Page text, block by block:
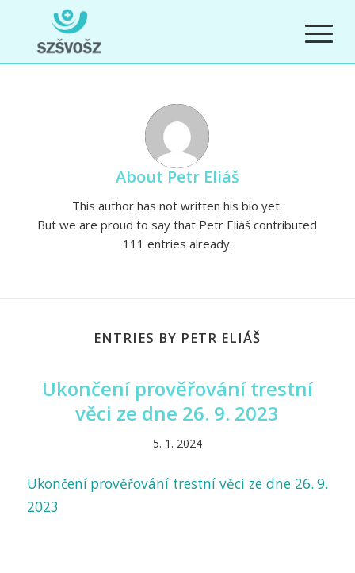
About Petr Eliáš
This author has not written his bio yet.
But we are proud to say that Petr Eliáš contributed
111 entries already.
ENTRIES BY PETR ELIÁŠ
Ukončení prověřování trestní
věci ze dne 26. 9. 2023
5. 1. 2024
Ukončení prověřování trestní věci ze dne 26. 9.
2023